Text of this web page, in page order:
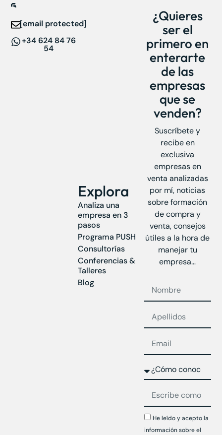
[email protected]
+34 624 84 76
54
Explora
Analiza una
empresa en 3
pasos
Programa PUSH
Consultorías
Conferencias &
Talleres
Blog
¿Quieres
ser el
primero en
enterarte
de las
empresas
que se
venden?
Suscríbete y
recibe en
exclusiva
empresas en
venta analizadas
por mí, noticias
sobre formación
de compra y
venta, consejos
útiles a la hora de
manejar tu
empresa…
He leído y acepto la
información sobre el